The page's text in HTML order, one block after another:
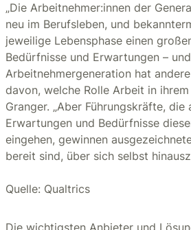
„Die Arbeitnehmer:innen der
neu im Berufsleben, und
jeweilige Lebensphase einen
Bedürfnisse und Erwartungen –
Arbeitnehmergeneration hat
davon, welche Rolle Arbeit in ihrem
Granger. „Aber Führungskräfte,
Erwartungen und Bedürfnisse
eingehen, gewinnen
bereit sind, über sich selbst
Quelle: Qualtrics
Die wichtigsten Anbieter und